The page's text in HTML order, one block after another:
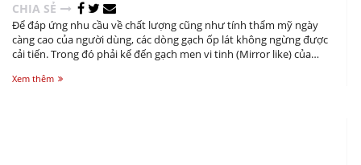
CHIA SẺ
Để đáp ứng nhu cầu về chất lượng cũng như tính thẩm mỹ ngày
càng cao của người dùng, các dòng gạch ốp lát không ngừng được
cải tiến. Trong đó phải kể đến gạch men vi tinh (Mirror like) của
vi tinh tạo nên họa tiết và hoa văn trên bề mặt tinh xảo, có khả
Xem thêm